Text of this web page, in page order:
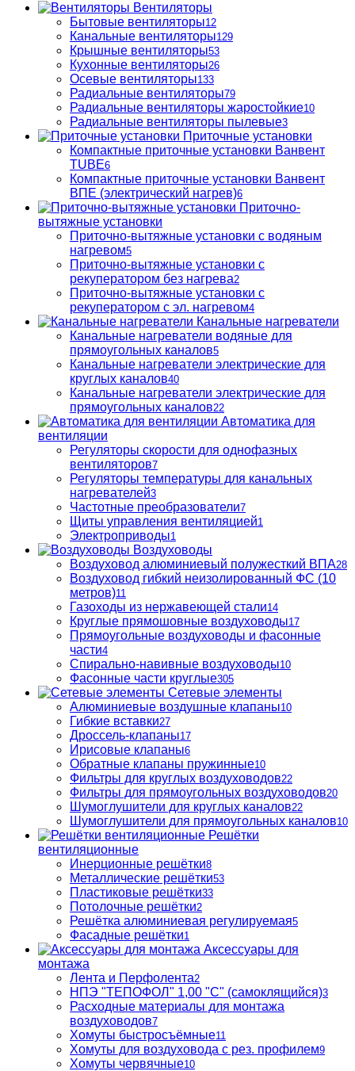
Вентиляторы
Бытовые вентиляторы12
Канальные вентиляторы129
Крышные вентиляторы53
Кухонные вентиляторы26
Осевые вентиляторы133
Радиальные вентиляторы79
Радиальные вентиляторы жаростойкие10
Радиальные вентиляторы пылевые3
Приточные установки
Компактные приточные установки Ванвент
TUBE6
Компактные приточные установки Ванвент
ВПЕ (электрический нагрев)6
Приточно-
вытяжные установки
Приточно-вытяжные установки с водяным
нагревом5
Приточно-вытяжные установки с
рекуператором без нагрева2
Приточно-вытяжные установки с
рекуператором с эл. нагревом4
Канальные нагреватели
Канальные нагреватели водяные для
прямоугольных каналов5
Канальные нагреватели электрические для
круглых каналов40
Канальные нагреватели электрические для
прямоугольных каналов22
Автоматика для
вентиляции
Регуляторы скорости для однофазных
вентиляторов7
Регуляторы температуры для канальных
нагревателей3
Частотные преобразователи7
Щиты управления вентиляцией1
Электроприводы1
Воздуховоды
Воздуховод алюминиевый полужесткий ВПА28
Воздуховод гибкий неизолированный ФС (10
метров)11
Газоходы из нержавеющей стали14
Круглые прямошовные воздуховоды17
Прямоугольные воздуховоды и фасонные
части4
Спирально-навивные воздуховоды10
Фасонные части круглые305
Сетевые элементы
Алюминиевые воздушные клапаны10
Гибкие вставки27
Дроссель-клапаны17
Ирисовые клапаны6
Обратные клапаны пружинные10
Фильтры для круглых воздуховодов22
Фильтры для прямоугольных воздуховодов20
Шумоглушители для круглых каналов22
Шумоглушители для прямоугольных каналов10
Решётки
вентиляционные
Инерционные решётки8
Металлические решётки53
Пластиковые решётки33
Потолочные решётки2
Решётка алюминиевая регулируемая5
Фасадные решётки1
Аксессуары для
монтажа
Лента и Перфолента2
НПЭ "ТЕПОФОЛ" 1,00 "С" (самоклящийся)3
Расходные материалы для монтажа
воздуховодов7
Хомуты быстросъёмные11
Хомуты для воздуховода с рез. профилем9
Хомуты червячные10